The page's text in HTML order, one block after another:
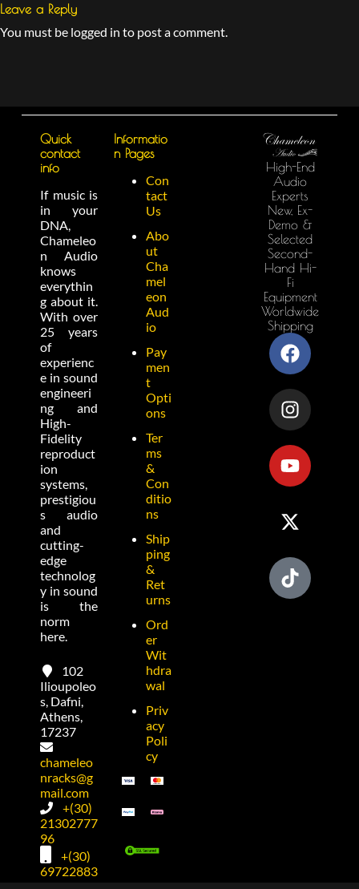
Leave a Reply
You must be logged in to post a comment.
Quick
contact
info
If music is
in your
DNA,
Chameleo
n Audio
knows
everythin
g about it.
With over
25 years
of
experienc
e in sound
engineeri
ng and
High-
Fidelity
reproduct
ion
systems,
prestigiou
s audio
and
cutting-
edge
technolog
y in sound
is the
norm
here.
102
Ilioupoleo
s, Dafni,
Athens,
17237
chameleo
nracks@g
mail.com
+(30)
21302777
96
+(30)
69722883
Informatio
n Pages
Con
tact
Us
Abo
ut
Cha
mel
eon
Aud
io
Pay
men
t
Opti
ons
Ter
ms
&
Con
ditio
ns
Ship
ping
&
Ret
urns
Ord
er
Wit
hdra
wal
Priv
acy
Poli
cy
High-End
Audio
Experts
New, Ex-
Demo &
Selected
Second-
Hand Hi-
Fi
Equipment
Worldwide
Shipping